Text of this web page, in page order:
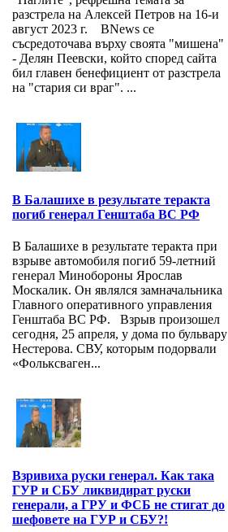
разстрела на Алексей Петров на 16-и
август 2023 г. BNews се
съсредоточава върху своята "мишена"
- Делян Пеевски, който според сайта
бил главен бенефициент от разстрела
на "стария си враг". ...
В Балашихе в результате теракта
погиб генерал Генштаба ВС РФ
В Балашихе в результате теракта при
взрыве автомобиля погиб 59-летний
генерал Минобороны Ярослав
Москалик. Он являлся замначальника
Главного оперативного управления
Генштаба ВС РФ. Взрыв произошел
сегодня, 25 апреля, у дома по бульвару
Нестерова. СВУ, которым подорвали
«Фольксваген...
Взривиха руски генерал. Как така
ГУР и СБУ ликвидират руски
генерали, а ГРУ и ФСБ не стигат до
шефовете на ГУР и СБУ?!